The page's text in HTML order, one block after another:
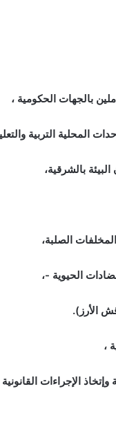
بالجهات الحكومية ،
المحلية التربية
بالشرقية،
الصلبة،
الحيوية -،
الأرز).
،